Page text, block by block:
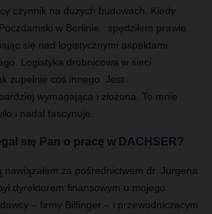
czynnik na dużych budowach. Kiedy
w Berlinie,
spędziłem prawie
się nad logistycznymi aspektami
Logistyka drobnicowa w sieci
zupełnie coś innego. Jest
wymagająca i złożona. To mnie
i nadal fascynuje.
się Pan o pracę w DACHSER?
nawiązałem za pośrednictwem dr. Jürgena
dyrektorem finansowym u mojego
– firmy Bilfinger – i przewodniczącym